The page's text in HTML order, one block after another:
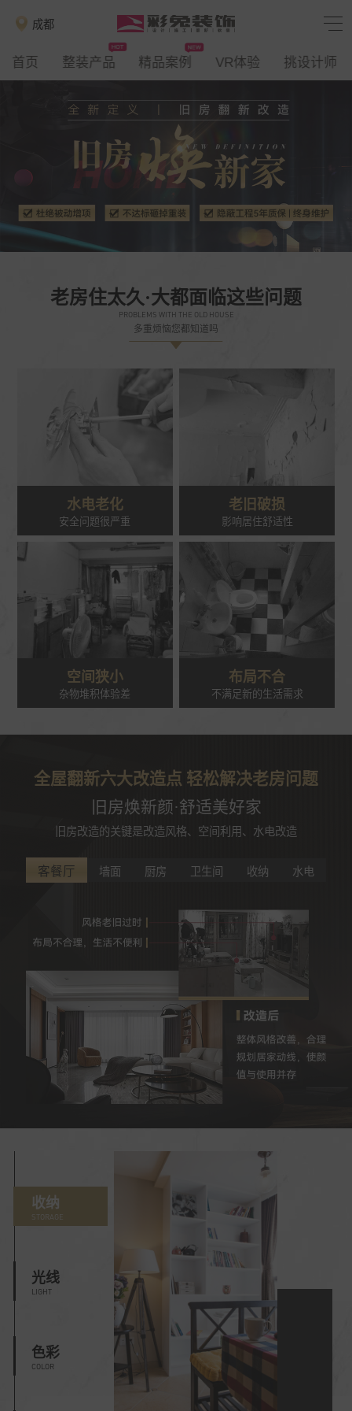
成都
首页 整装产品 精品案例 VR体验 挑设计师
老房住太久·大都面临这些问题
PROBLEMS WITH THE OLD HOUSE
多重烦恼您都知道吗
水电老化
安全问题很严重
老旧破损
影响居住舒适性
空间狭小
杂物堆积体验差
布局不合
不满足新的生活需求
全屋翻新六大改造点 轻松解决老房问题
旧房焕新颜·舒适美好家
旧房改造的关键是改造风格、空间利用、水电改造
客餐厅 墙面 厨房 卫生间 收纳 水电
收纳
STORAGE
光线
LIGHT
色彩
COLOR